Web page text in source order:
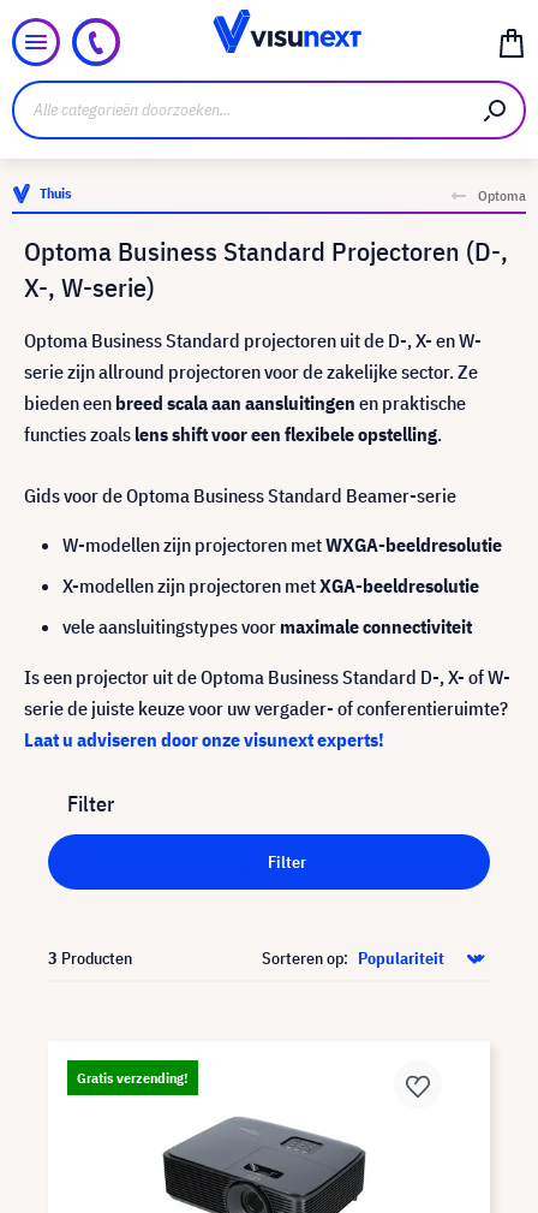
Thuis Optoma
Optoma Business Standard Projectoren (D-,
X-, W-serie)
Optoma Business Standard projectoren uit de D-, X- en W-
serie zijn allround projectoren voor de zakelijke sector. Ze
bieden een breed scala aan aansluitingen en praktische
functies zoals lens shift voor een flexibele opstelling.
Gids voor de Optoma Business Standard Beamer-serie
W-modellen zijn projectoren metWXGA-beeldresolutie
X-modellen zijn projectoren metXGA-beeldresolutie
vele aansluitingstypes voor maximale connectiviteit
Is een projector uit de Optoma Business Standard D-, X- of W-
serie de juiste keuze voor uw vergader- of conferentieruimte?
Laat u adviseren door onze visunext experts!
Filter
Filter
3 Producten Sorteren op:
Gratis verzending!